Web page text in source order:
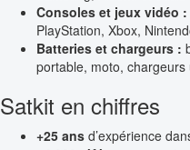
Consoles et jeux vidéo :
PlayStation, Xbox,
Batteries et chargeurs :
portable, moto, chargeurs
Satkit en chiffres
+25 ans d’expérience